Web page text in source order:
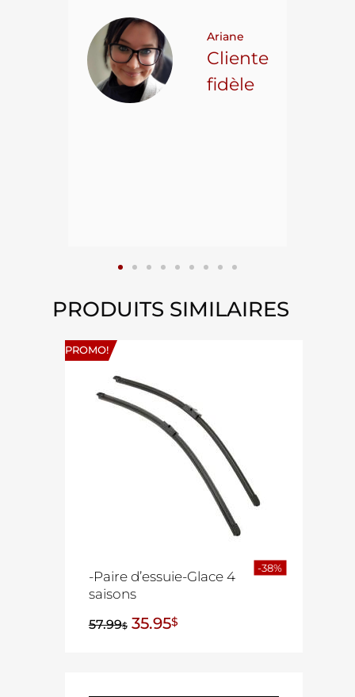
Ariane
Cliente
fidèle
PRODUITS SIMILAIRES
PROMO!
-Paire d’essuie-Glace 4
saisons
57.99$ 35.95$
-38%